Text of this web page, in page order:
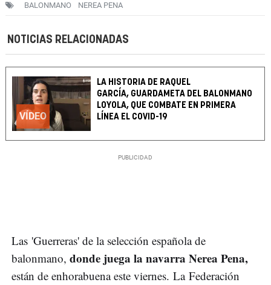
BALONMANO NEREA PENA
NOTICIAS RELACIONADAS
VÍDEO
LA HISTORIA DE RAQUEL
GARCÍA, GUARDAMETA DEL BALONMANO
LOYOLA, QUE COMBATE EN PRIMERA
LÍNEA EL COVID-19
Las 'Guerreras' de la selección española de
balonmano, donde juega la navarra Nerea Pena,
están de enhorabuena este viernes. La Federación